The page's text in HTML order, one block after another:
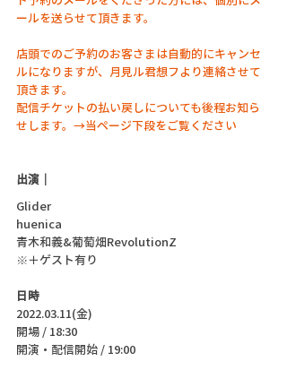
ールを送らせて頂きます。
店頭でのご予約のお客さまは自動的にキャンセ
ルになりますが、月見ル君想フより連絡させて
頂きます。
配信チケットの払い戻しについても後程お知ら
せします。→当ページ下段をご覧ください
出演｜
Glider
huenica
青木和義&葡萄畑RevolutionZ
※＋ゲスト有り
日時
2022.03.11(金)
開場 / 18:30
開演・配信開始 / 19:00